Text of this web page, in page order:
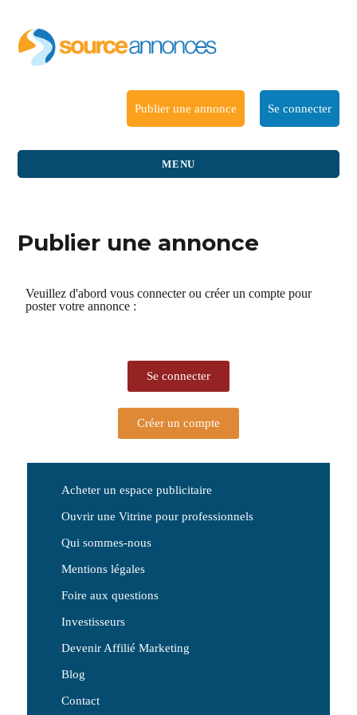
Publier une annonce Se connecter
MENU
Publier une annonce
Veuillez d'abord vous connecter ou créer un compte pour
poster votre annonce :
Se connecter
Créer un compte
Acheter un espace publicitaire
Ouvrir une Vitrine pour professionnels
Qui sommes-nous
Mentions légales
Foire aux questions
Investisseurs
Devenir Affilié Marketing
Blog
Contact